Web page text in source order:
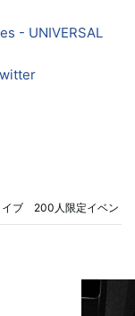
- UNIVERSAL
ブ 200人限定イベント